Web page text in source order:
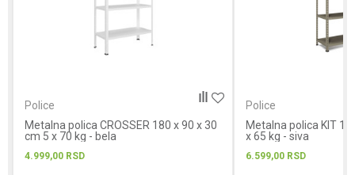
Police
Metalna polica CROSSER 180 x 90 x 30
cm 5 x 70 kg - bela
4.999,00 RSD
Police
Metalna polica KIT
x 65 kg - siva
6.599,00 RSD